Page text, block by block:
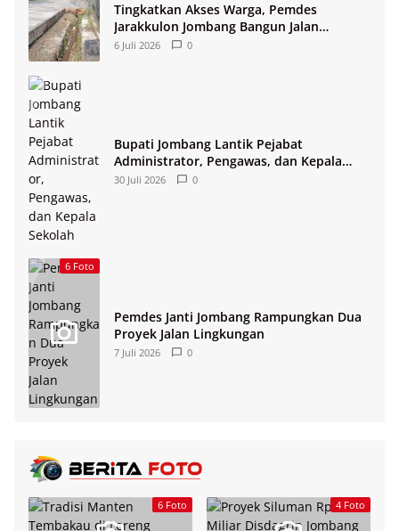
Tingkatkan Akses Warga, Pemdes
Jarakkulon Jombang Bangun Jalan
Lingkungan
6 Juli 2026 0
Bupati Jombang Lantik Pejabat
Administrator, Pengawas, dan Kepala
Sekolah
30 Juli 2026 0
6 Foto
Pemdes Janti Jombang Rampungkan Dua
Proyek Jalan Lingkungan
7 Juli 2026 0
6 Foto 4 Foto